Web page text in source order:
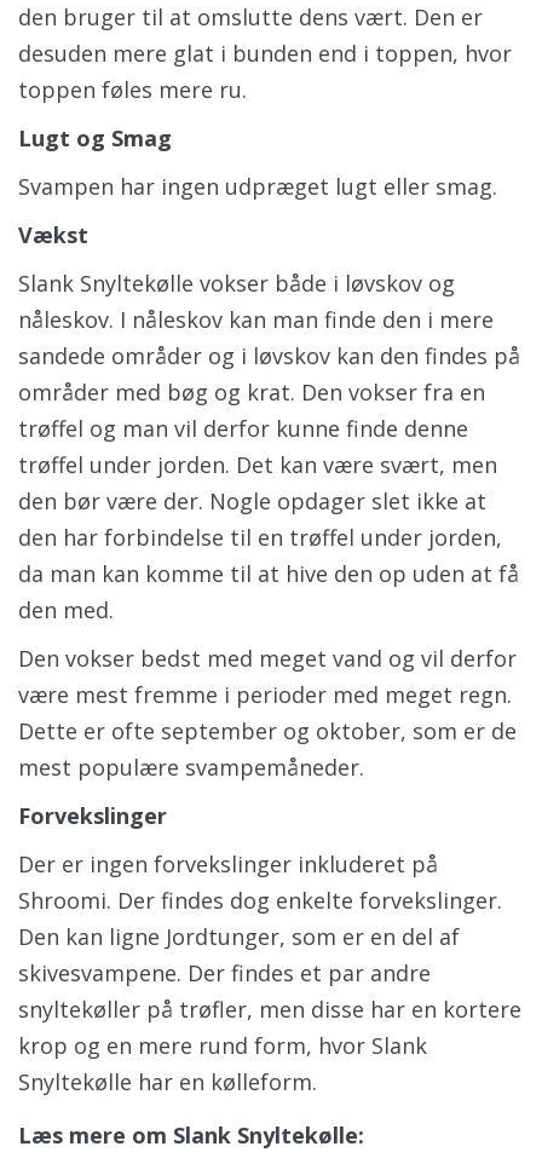
den bruger til at omslutte dens vært. Den er
desuden mere glat i bunden end i toppen, hvor
toppen føles mere ru.
Lugt og Smag
Svampen har ingen udpræget lugt eller smag.
Vækst
Slank Snyltekølle vokser både i løvskov og
nåleskov. I nåleskov kan man finde den i mere
sandede områder og i løvskov kan den findes på
områder med bøg og krat. Den vokser fra en
trøffel og man vil derfor kunne finde denne
trøffel under jorden. Det kan være svært, men
den bør være der. Nogle opdager slet ikke at
den har forbindelse til en trøffel under jorden,
da man kan komme til at hive den op uden at få
den med.
Den vokser bedst med meget vand og vil derfor
være mest fremme i perioder med meget regn.
Dette er ofte september og oktober, som er de
mest populære svampemåneder.
Forvekslinger
Der er ingen forvekslinger inkluderet på
Shroomi. Der findes dog enkelte forvekslinger.
Den kan ligne Jordtunger, som er en del af
skivesvampene. Der findes et par andre
snyltekøller på trøfler, men disse har en kortere
krop og en mere rund form, hvor Slank
Snyltekølle har en kølleform.
Læs mere om Slank Snyltekølle: